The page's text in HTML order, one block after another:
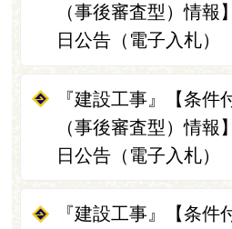
（事後審査型）情報
日公告（電子入札）
『建設工事』【条件
（事後審査型）情報
日公告（電子入札）
『建設工事』【条件